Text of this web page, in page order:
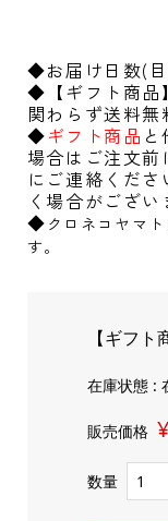
◆お届け日数(
◆【ギフト商品
関わらず送料無
◆ギフト商品
場合はご注文
にご連絡くだ
く場合がござい
◆ クロネコヤマ
す。
【ギフト
在庫状態 :
販売価格
数量